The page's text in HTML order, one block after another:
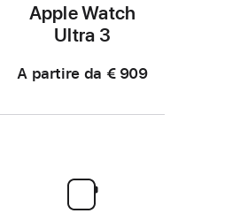
Apple Watch
Ultra 3
A partire da € 909